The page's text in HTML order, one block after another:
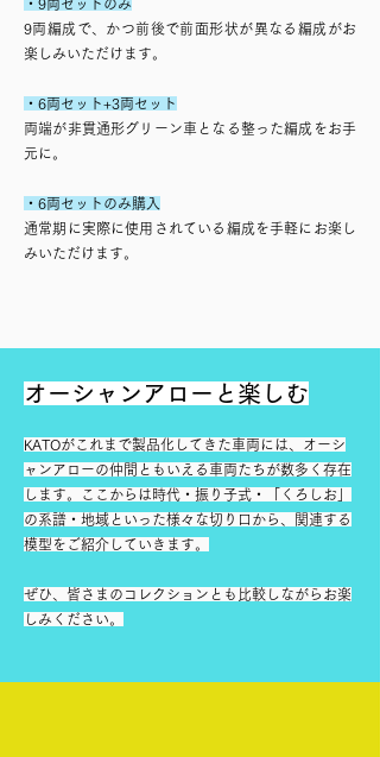
・9両セットのみ
9両編成で、かつ前後で前面形状が異なる編成がお
楽しみいただけます。
・6両セット+3両セット
両端が非貫通形グリーン車となる整った編成をお手
元に。
・6両セットのみ購入
通常期に実際に使用されている編成を手軽にお楽し
みいただけます。
​オーシャンアローと楽しむ
KATOがこれまで製品化してきた車両には、オーシ
ャンアローの仲間ともいえる車両たちが数多く存在
します。ここからは時代・振り子式・「くろしお」
の系譜・地域といった様々な切り口から、関連する
模型をご紹介していきます。
ぜひ、皆さまのコレクションとも比較しながらお楽
しみください。